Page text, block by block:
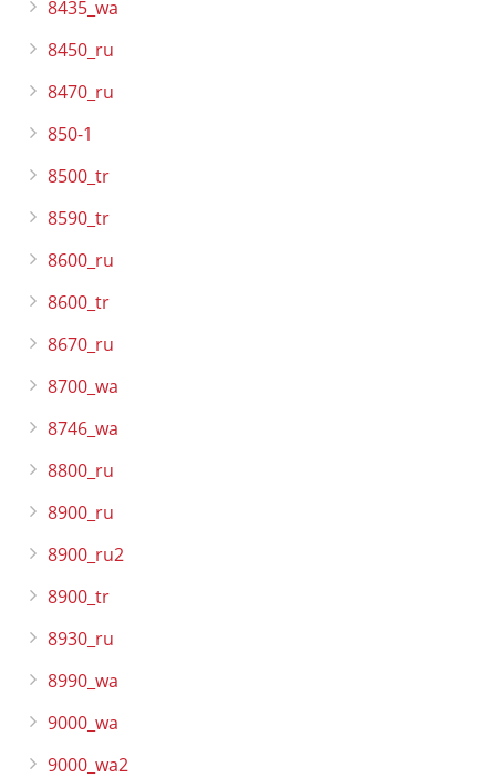
8435_wa
8450_ru
8470_ru
850-1
8500_tr
8590_tr
8600_ru
8600_tr
8670_ru
8700_wa
8746_wa
8800_ru
8900_ru
8900_ru2
8900_tr
8930_ru
8990_wa
9000_wa
9000_wa2